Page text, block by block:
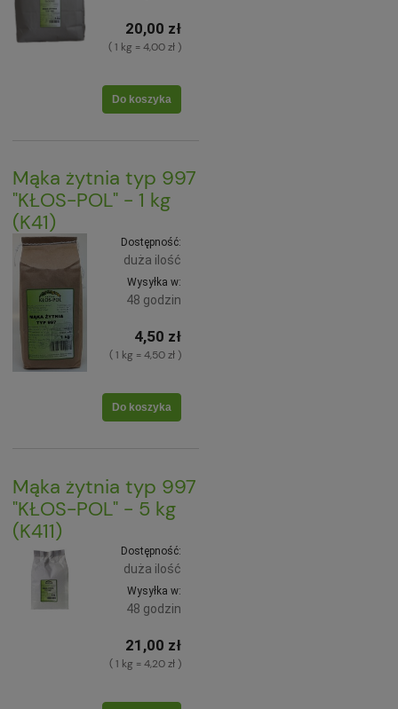
20,00 zł
( 1 kg = 4,00 zł )
Do koszyka
Mąka żytnia typ 997
"KŁOS-POL" - 1 kg
(K41)
Dostępność:
duża ilość
Wysyłka w:
48 godzin
4,50 zł
( 1 kg = 4,50 zł )
Do koszyka
Mąka żytnia typ 997
"KŁOS-POL" - 5 kg
(K411)
Dostępność:
duża ilość
Wysyłka w:
48 godzin
21,00 zł
( 1 kg = 4,20 zł )